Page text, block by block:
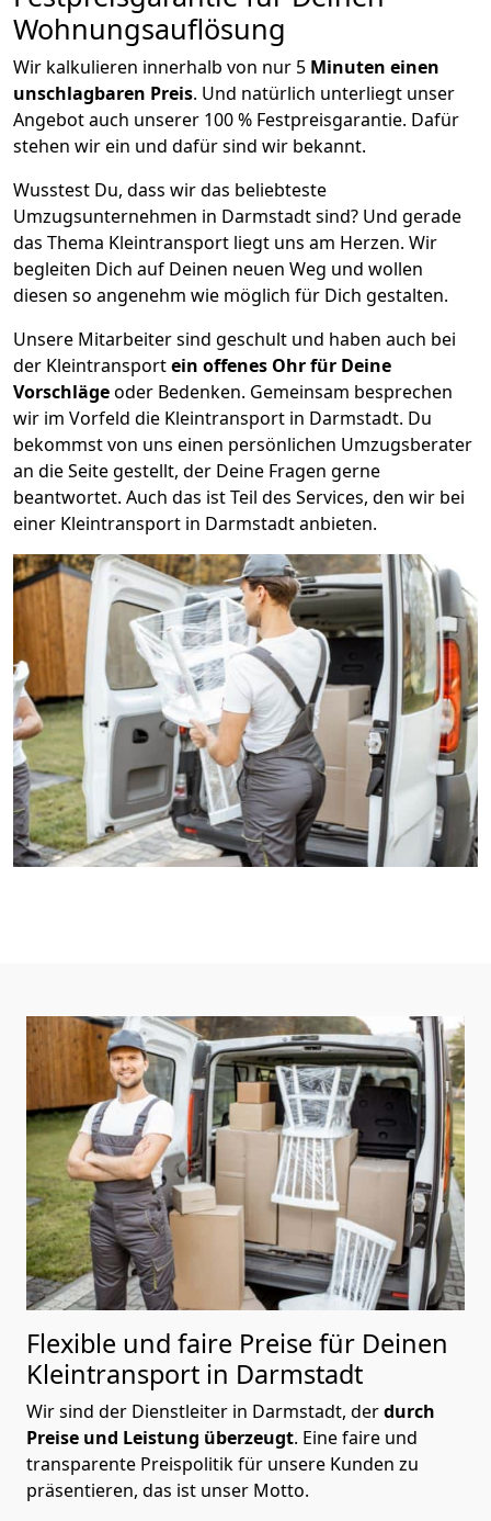
Wohnungsauflösung
Wir kalkulieren innerhalb von nur 5 Minuten einen
unschlagbaren Preis. Und natürlich unterliegt unser
Angebot auch unserer 100 % Festpreisgarantie. Dafür
stehen wir ein und dafür sind wir bekannt.
Wusstest Du, dass wir das beliebteste
Umzugsunternehmen in Darmstadt sind? Und gerade
das Thema Kleintransport liegt uns am Herzen. Wir
begleiten Dich auf Deinen neuen Weg und wollen
diesen so angenehm wie möglich für Dich gestalten.
Unsere Mitarbeiter sind geschult und haben auch bei
der Kleintransportein offenes Ohr für Deine
Vorschlägeoder Bedenken. Gemeinsam besprechen
wir im Vorfeld die Kleintransport in Darmstadt. Du
bekommst von uns einen persönlichen Umzugsberater
an die Seite gestellt, der Deine Fragen gerne
beantwortet. Auch das ist Teil des Services, den wir bei
einer Kleintransport in Darmstadt anbieten.
Flexible und faire Preise für Deinen
Kleintransport in Darmstadt
Wir sind der Dienstleiter in Darmstadt, derdurch
Preise und Leistung überzeugt. Eine faire und
transparente Preispolitik für unsere Kunden zu
präsentieren, das ist unser Motto.